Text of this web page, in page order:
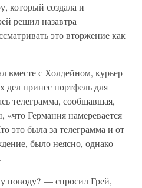
который создала и
решил назавтра
это вторжение как
вместе с Холдейном, курьер
дел принес портфель для
телеграмма, сообщавшая,
«что Германия намеревается
это была за телеграмма и от
было неясно, однако
поводу? — спросил Грей,